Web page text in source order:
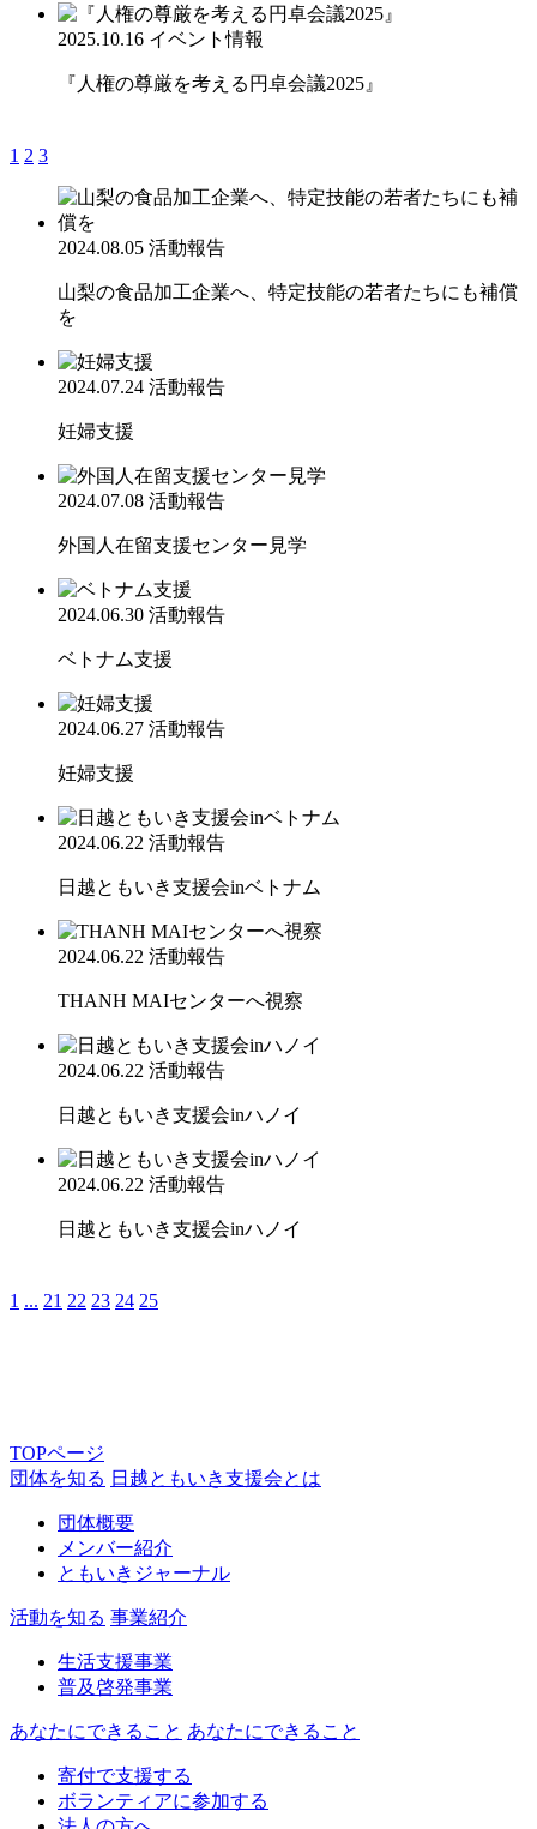
2025.10.16 イベント情報
『人権の尊厳を考える円卓会議2025』
1 2 3
2024.08.05 活動報告
山梨の食品加工企業へ、特定技能の若者たちにも補償
を
2024.07.24 活動報告
妊婦支援
2024.07.08 活動報告
外国人在留支援センター見学
2024.06.30 活動報告
ベトナム支援
2024.06.27 活動報告
妊婦支援
2024.06.22 活動報告
日越ともいき支援会inベトナム
2024.06.22 活動報告
THANH MAIセンターへ視察
2024.06.22 活動報告
日越ともいき支援会inハノイ
2024.06.22 活動報告
日越ともいき支援会inハノイ
1 ... 21 22 23 24 25
TOPページ
団体を知る 日越ともいき支援会とは
団体概要
メンバー紹介
ともいきジャーナル
活動を知る 事業紹介
生活支援事業
普及啓発事業
あなたにできること あなたにできること
寄付で支援する
ボランティアに参加する